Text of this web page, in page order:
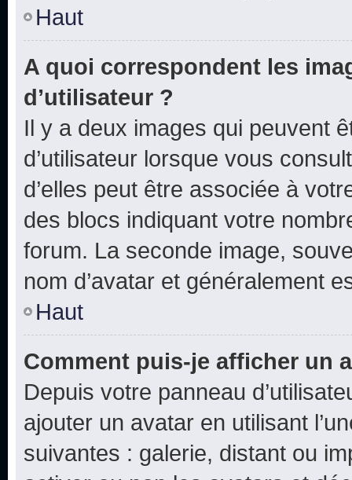
Haut
A quoi correspondent les
d’utilisateur ?
Il y a deux images qui peuvent
d’utilisateur lorsque vous
d’elles peut être associée à
des blocs indiquant votre
forum. La seconde image,
nom d’avatar et généralement
Haut
Comment puis-je afficher un
Depuis votre panneau
ajouter un avatar en utilisant
suivantes : galerie, distant ou